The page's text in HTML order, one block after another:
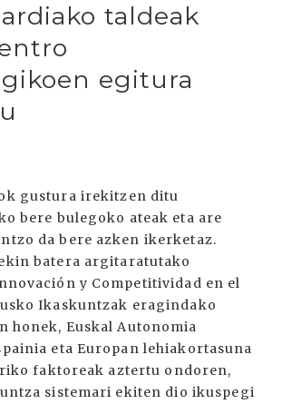
taldeak
egitura
gustura irekitzen ditu
bere bulegoko ateak eta are
da bere azken ikerketaz.
batera argitaratutako
y Competitividad en el
Ikaskuntzak eragindako
honek, Euskal Autonomia
eta Europan lehiakortasuna
faktoreak aztertu ondoren,
sistemari ekiten dio ikuspegi